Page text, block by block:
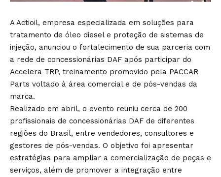
A Actioil, empresa especializada em soluções para
tratamento de óleo diesel e proteção de sistemas de
injeção, anunciou o fortalecimento de sua parceria com
a rede de concessionárias DAF após participar do
Accelera TRP, treinamento promovido pela PACCAR
Parts voltado à área comercial e de pós-vendas da
marca.
Realizado em abril, o evento reuniu cerca de 200
profissionais de concessionárias DAF de diferentes
regiões do Brasil, entre vendedores, consultores e
gestores de pós-vendas. O objetivo foi apresentar
estratégias para ampliar a comercialização de peças e
serviços, além de promover a integração entre